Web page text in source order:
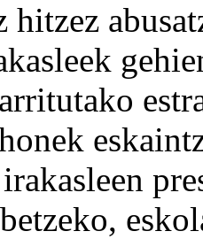
hitzez